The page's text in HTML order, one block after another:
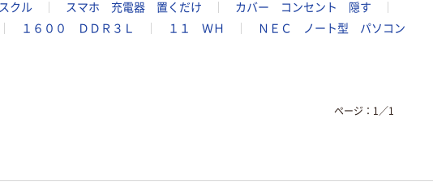
クル スマホ 充電器 置くだけ
カバー コンセント 隠す
１６００ ＤＤＲ３Ｌ １１ ＷＨ ＮＥＣ ノート型 パソコン
ページ： 1 ／1